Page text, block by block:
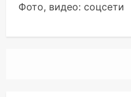
Фото, видео: соцсети